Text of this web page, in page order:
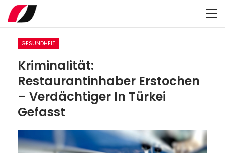
GESUNDHEIT
Kriminalität:
Restaurantinhaber Erstochen
– Verdächtiger In Türkei
Gefasst